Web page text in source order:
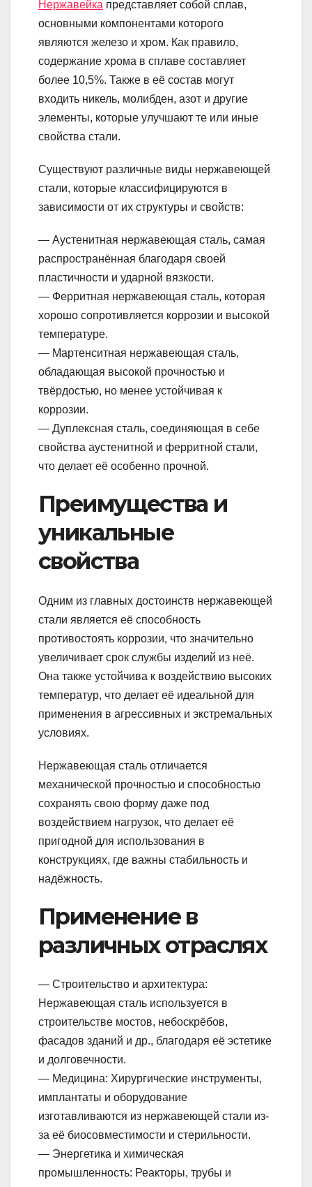
Нержавейка представляет собой сплав,
основными компонентами которого
являются железо и хром. Как правило,
содержание хрома в сплаве составляет
более 10,5%. Также в её состав могут
входить никель, молибден, азот и другие
элементы, которые улучшают те или иные
свойства стали.
Существуют различные виды нержавеющей
стали, которые классифицируются в
зависимости от их структуры и свойств:
— Аустенитная нержавеющая сталь, самая
распространённая благодаря своей
пластичности и ударной вязкости.
— Ферритная нержавеющая сталь, которая
хорошо сопротивляется коррозии и высокой
температуре.
— Мартенситная нержавеющая сталь,
обладающая высокой прочностью и
твёрдостью, но менее устойчивая к
коррозии.
— Дуплексная сталь, соединяющая в себе
свойства аустенитной и ферритной стали,
что делает её особенно прочной.
Преимущества и
уникальные
свойства
Одним из главных достоинств нержавеющей
стали является её способность
противостоять коррозии, что значительно
увеличивает срок службы изделий из неё.
Она также устойчива к воздействию высоких
температур, что делает её идеальной для
применения в агрессивных и экстремальных
условиях.
Нержавеющая сталь отличается
механической прочностью и способностью
сохранять свою форму даже под
воздействием нагрузок, что делает её
пригодной для использования в
конструкциях, где важны стабильность и
надёжность.
Применение в
различных отраслях
— Строительство и архитектура:
Нержавеющая сталь используется в
строительстве мостов, небоскрёбов,
фасадов зданий и др., благодаря её эстетике
и долговечности.
— Медицина: Хирургические инструменты,
имплантаты и оборудование
изготавливаются из нержавеющей стали из-
за её биосовместимости и стерильности.
— Энергетика и химическая
промышленность: Реакторы, трубы и